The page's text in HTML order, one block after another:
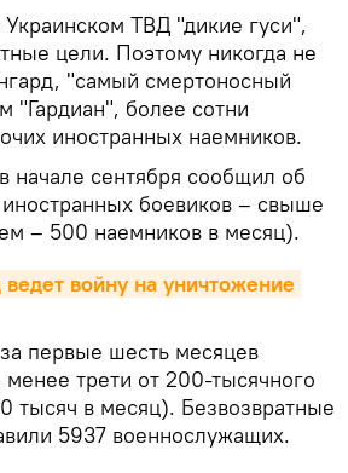
ТВД "дикие гуси",
цели. Поэтому никогда не
"самый смертоносный
более сотни
иностранных наемников.
сентября сообщил об
боевиков – свыше
– 500 наемников в месяц).
войну на уничтожение
первые шесть месяцев
трети от 200-тысячного
тысяч в месяц). Безвозвратные
5937 военнослужащих.